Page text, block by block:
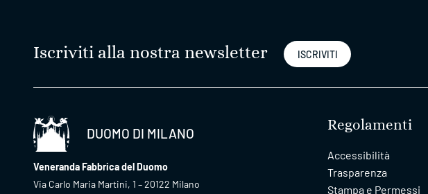
Iscriviti alla nostra newsletter ISCRIVITI
DUOMO DI MILANO
Veneranda Fabbrica del Duomo
Via Carlo Maria Martini, 1 – 20122 Milano
Regolamenti
Accessibilità
Trasparenza
Stampa e Permessi